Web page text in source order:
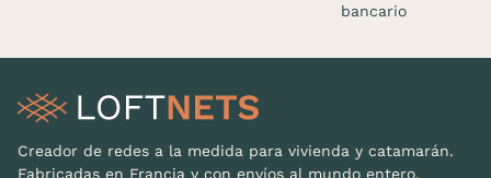
bancario
Creador de redes a la medida para vivienda y catamarán.
Fabricadas en Francia y con envíos al mundo entero.